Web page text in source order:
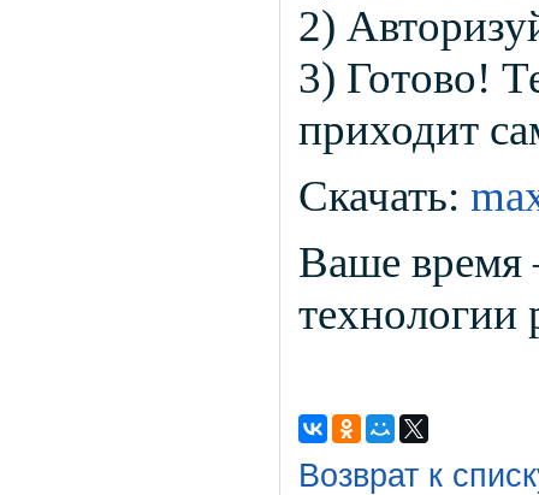
2)
3) Готово!
приходит
Скачать:
Ваше время
технологии
Возврат к